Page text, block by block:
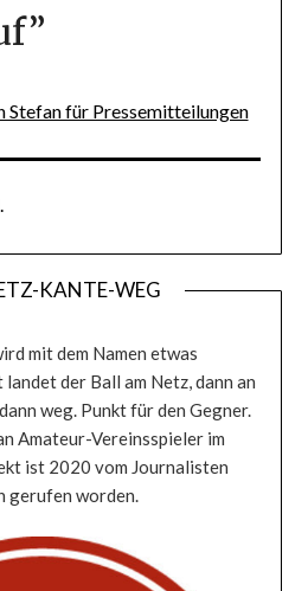
”
Stefan für Pressemitteilungen
KANTE-WEG
mit dem Namen etwas
der Ball am Netz, dann an
weg. Punkt für den Gegner.
Amateur-Vereinsspieler im
ist 2020 vom Journalisten
gerufen worden.